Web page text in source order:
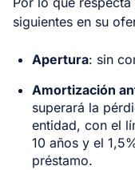
siguientes en su
Apertura: sin
Amortización
superará la
entidad, con el
10 años y el
préstamo.